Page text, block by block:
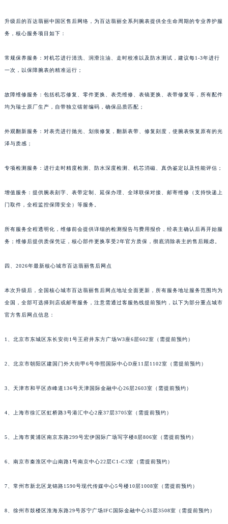
升级后的百达翡丽中国区售后网络，为百达翡丽全系列腕表提供全生命周期的专业养护服
务，核心服务项目如下：
常规保养服务：对机芯进行清洗、润滑注油、走时校准以及防水测试，建议每1-3年进行
一次，以保障腕表的精准运行；
故障维修服务：包括机芯修复、零件更换、表壳维修、表镜更换、表带修复等，所有配件
均为瑞士原厂生产，自带独立镭射编码，确保品质匹配；
外观翻新服务：对表壳进行抛光、划痕修复，翻新表带、修复刻度，使腕表恢复原有的光
泽与质感；
专项检测服务：进行走时精度检测、防水深度检测、机芯消磁、真伪鉴定以及性能评估；
增值服务：提供腕表刻字、表带定制、延保办理、全球联保对接、邮寄维修（支持快递上
门取件，全程监控保障安全）等服务。
所有服务全程透明化，维修前会提供详细的检测报告与费用报价，经表主确认后再开始服
务；维修后提供质保凭证，核心部件更换享受2年官方质保，彻底消除表主的售后顾虑。
四、2026年最新核心城市百达翡丽售后网点
本次升级后，全国核心城市百达翡丽售后网点地址全面更新，所有服务地址服务范围均为
全国，全部可选择到店或邮寄服务，注意需通过客服热线提前预约，以下为部分重点城市
官方售后网点信息：
1、北京市东城区东长安街1号王府井东方广场W3座6层602室（需提前预约）
2、北京市朝阳区建国门外大街甲6号华熙国际中心D座11层1102室（需提前预约）
3、天津市和平区赤峰道136号天津国际金融中心26层2603室（需提前预约）
4、上海市徐汇区虹桥路3号港汇中心2座37层3705室（需提前预约）
5、上海市黄浦区南京东路299号宏伊国际广场写字楼8层806室（需提前预约）
6、南京市秦淮区中山南路1号南京中心22层C1-C3室（需提前预约）
7、常州市新北区龙锦路1590号现代传媒中心5号楼10层1008室（需提前预约）
8、徐州市鼓楼区淮海东路29号苏宁广场IFC国际金融中心35层3508室（需提前预约）